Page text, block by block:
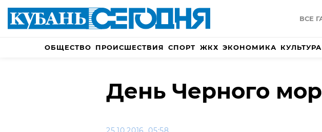
ВСЕ
ОБЩЕСТВО ПРОИСШЕСТВИЯ СПОРТ ЖКХ ЭКОНОМИКА КУЛЬТУРА
День Черного